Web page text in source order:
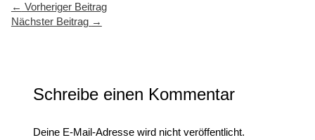
← Vorheriger Beitrag
Nächster Beitrag →
Schreibe einen Kommentar
Deine E-Mail-Adresse wird nicht veröffentlicht.